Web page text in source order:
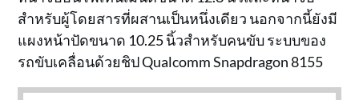
สำหรับผู้โดยสารที่ผสานเป็นหนึ่งเดียว นอกจากนี้ยังมี
แผงหน้าปัดขนาด 10.25 นิ้วสำหรับคนขับ ระบบของ
รถขับเคลื่อนด้วยชิป Qualcomm Snapdragon 8155